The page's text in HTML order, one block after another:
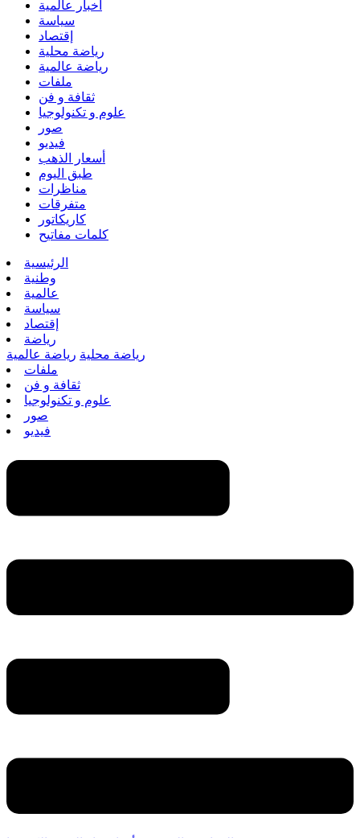
أخبار عالمية
سياسة
إقتصاد
رياضة محلية
رياضة عالمية
ملفات
ثقافة و فن
علوم و تكنولوجيا
صور
فيديو
أسعار الذهب
طبق اليوم
مناظرات
متفرقات
كاريكاتور
كلمات مفاتيح
الرئيسية
وطنية
عالمية
سياسة
إقتصاد
رياضة
رياضة محلية رياضة عالمية
ملفات
ثقافة و فن
علوم و تكنولوجيا
صور
فيديو